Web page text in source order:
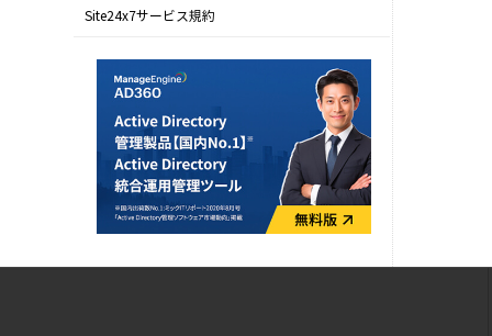
Site24x7サービス規約